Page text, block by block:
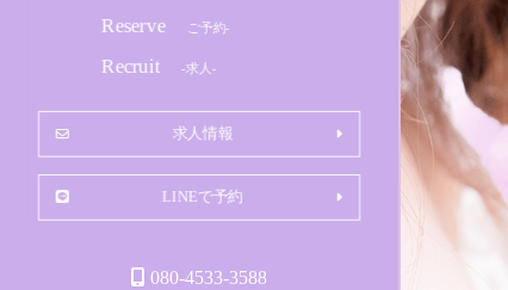
Reserve ご予約-
Recruit -求人-
求人情報
LINEで予約
080-4533-3588